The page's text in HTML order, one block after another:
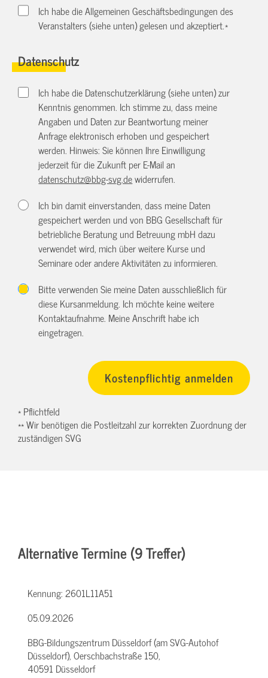
Ich habe die Allgemeinen Geschäftsbedingungen des
Veranstalters (siehe unten) gelesen und akzeptiert.*
Datenschutz
Ich habe die Datenschutzerklärung (siehe unten) zur
Kenntnis genommen. Ich stimme zu, dass meine
Angaben und Daten zur Beantwortung meiner
Anfrage elektronisch erhoben und gespeichert
werden. Hinweis: Sie können Ihre Einwilligung
jederzeit für die Zukunft per E-Mail an
datenschutz@bbg-svg.dewiderrufen.
Ich bin damit einverstanden, dass meine Daten
gespeichert werden und von BBG Gesellschaft für
betriebliche Beratung und Betreuung mbH dazu
verwendet wird, mich über weitere Kurse und
Seminare oder andere Aktivitäten zu informieren.
Bitte verwenden Sie meine Daten ausschließlich für
diese Kursanmeldung. Ich möchte keine weitere
Kontaktaufnahme. Meine Anschrift habe ich
eingetragen.
* Pflichtfeld
** Wir benötigen die Postleitzahl zur korrekten Zuordnung der
zuständigen SVG
Alternative Termine (9 Treffer)
Kennung:2601L11A51
05.09.2026
BBG-Bildungszentrum Düsseldorf (am SVG-Autohof
Düsseldorf), Oerschbachstraße 150,
40591 Düsseldorf